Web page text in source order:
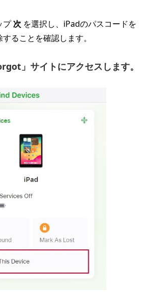
プ次 を選択し、iPadのパスコードを
することを確認します。
」サイトにアクセスします。